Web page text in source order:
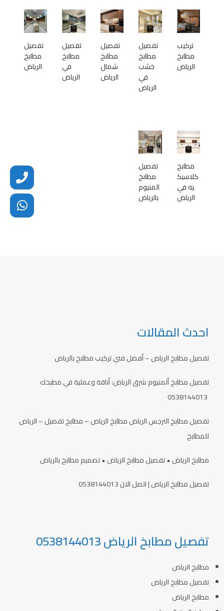
تركيب
مطابخ
الرياض
تفصيل
مطابخ
خشب
في
الرياض
تفصيل
مطابخ
شمال
الرياض
تفصيل
مطابخ
في
الرياض
تفصيل
مطابخ
الرياض
مطابخ
كلاسيك
يه في
الرياض
تفصيل
مطابخ
المنيوم
بالرياض
احدث المقالات
تفصيل مطابخ الرياض – أفضل فني تركيب مطابخ بالرياض
تفصيل مطابخ ألمنيوم شرق الرياض: أناقة وعملية في مطبخك
تفصيل مطابخ النرجس الرياض مطابخ الرياض – مطابخ تفصيل – الرياض
للمطابخ
مطابخ الرياض • تفصيل مطابخ الرياض • تصميم مطابخ بالرياض
تفصيل مطابخ الرياض | اتصل الان 0538144013
تفصيل مطابخ الرياض 0538144013
مطابخ الرياض
تفصيل مطابخ الرياض
مطابخ الرياض